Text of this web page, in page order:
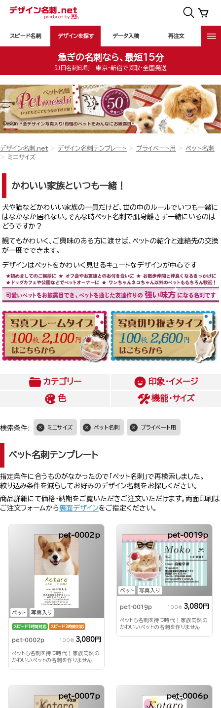
スピード名刺 デザインを探す データ入稿 再注文
急ぎの名刺なら、最短15分
即日名刺印刷｜東京・新宿で受取・全国発送
デザイン名刺.net デザイン名刺テンプレート プライベート用
ペット名刺
ミニサイズ
かわいい家族といつも一緒！
犬や猫などかわいい家族の一員だけど、世の中のルールでいつも一緒に
はなかなか居れない。そんな時ペット名刺で肌身離さず一緒にいるのは
どうですか？
観てもかわいく、ご興味のある方に渡せば、ペットの紹介と連絡先の交換
が一度でできます。
デザインはペットをかわいく見せるキュートなデザインが中心です
カテゴリー
印象・イメージ
色
機能・サイズ
検索条件: ミニサイズ ペット名刺 プライベート用
ペット名刺テンプレート
指定条件に合うものがなかったので「ペット名刺」で再検索しました。
絞り込み条件を減らしてお好みのデザイン名刺をお探しください。
商品詳細にて価格・納期をご覧いただきご注文いただけます。両面印刷は
ご注文フォームから裏面デザインをご指定ください。
ペット 写真入り
pet-0002p
スピード1時間対応 スピード3時間対応
pet-0002p 100枚 3,080円
ペットも名刺を持つ時代！家族同然の
かわいいペットの名刺を作りません
ペット 写真入り
pet-0019p
pet-0019p 100枚 3,080円
ペットも名刺を持つ時代！家族同然の
かわいいペットの名刺を作りません
pet-0007p pet-0006p